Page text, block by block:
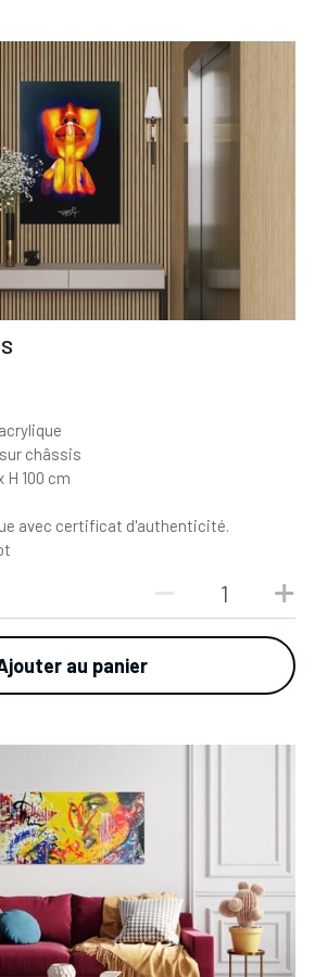
châssis
H 100 cm
avec certificat d'authenticité.
au panier